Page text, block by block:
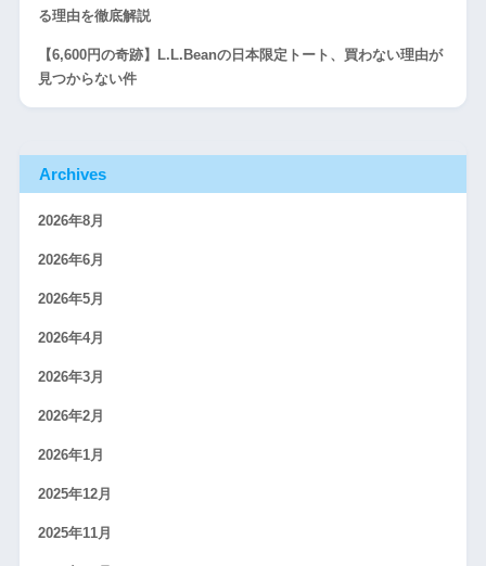
る理由を徹底解説
【6,600円の奇跡】L.L.Beanの日本限定トート、買わない理由が
見つからない件
Archives
2026年8月
2026年6月
2026年5月
2026年4月
2026年3月
2026年2月
2026年1月
2025年12月
2025年11月